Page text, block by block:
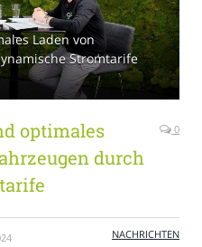
Laden von
Stromtarife
optimales
durch
0
NACHRICHTEN